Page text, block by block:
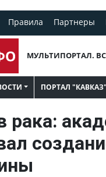
Правила Партнеры
МУЛЬТИПОРТАЛ.
ПОРТАЛ "КАВКАЗ"
рака: